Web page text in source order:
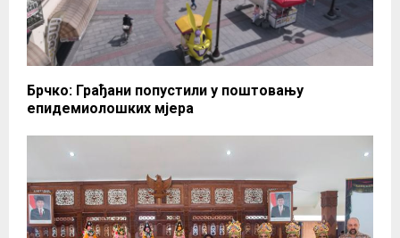
Брчко: Грађани попустили у поштовању
епидемиолошких мјера